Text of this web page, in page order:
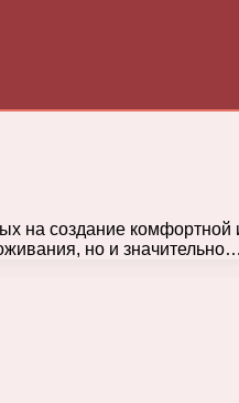
на создание комфортной
но и значительно…